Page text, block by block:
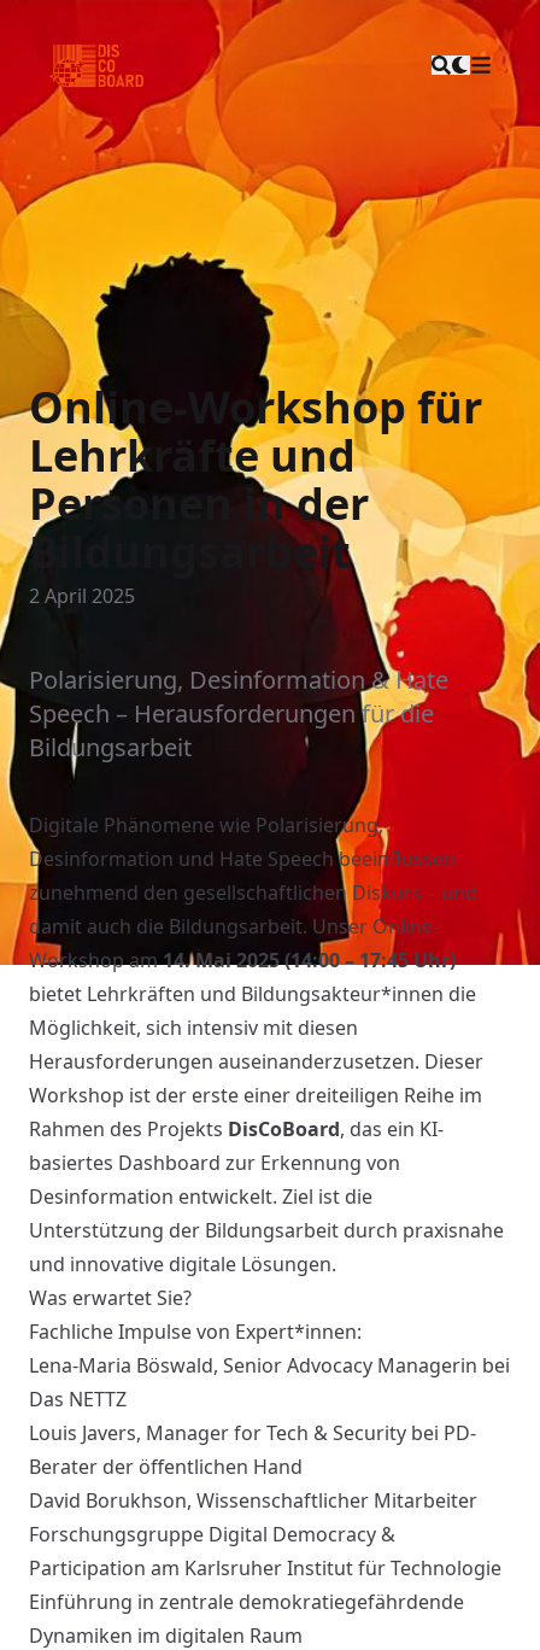
Online-Workshop für
Lehrkräfte und
Personen in der
Bildungsarbeit
2 April 2025
Polarisierung, Desinformation & Hate
Speech – Herausforderungen für die
Bildungsarbeit
Digitale Phänomene wie Polarisierung,
Desinformation und Hate Speech beeinflussen
zunehmend den gesellschaftlichen Diskurs – und
damit auch die Bildungsarbeit. Unser Online-
Workshop am14. Mai 2025 (14:00 – 17:45 Uhr)
bietet Lehrkräften und Bildungsakteur*innen die
Möglichkeit, sich intensiv mit diesen
Herausforderungen auseinanderzusetzen. Dieser
Workshop ist der erste einer dreiteiligen Reihe im
Rahmen des Projekts DisCoBoard, das ein KI-
basiertes Dashboard zur Erkennung von
Desinformation entwickelt. Ziel ist die
Unterstützung der Bildungsarbeit durch praxisnahe
und innovative digitale Lösungen.
Was erwartet Sie?
Fachliche Impulse von Expert*innen:
Lena-Maria Böswald, Senior Advocacy Managerin bei
Das NETTZ
Louis Javers, Manager for Tech & Security bei PD-
Berater der öffentlichen Hand
David Borukhson, Wissenschaftlicher Mitarbeiter
Forschungsgruppe Digital Democracy &
Participation am Karlsruher Institut für Technologie
Einführung in zentrale demokratiegefährdende
Dynamiken im digitalen Raum